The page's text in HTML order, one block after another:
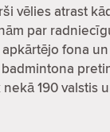
vēlies atrast
par
fona
190 valstis